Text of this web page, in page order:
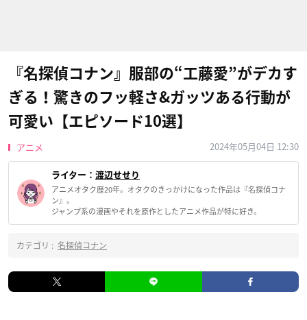
『名探偵コナン』服部の“工藤愛”がデカす
ぎる！驚きのフッ軽さ&ガッツある行動が
可愛い【エピソード10選】
アニメ 2024年05月04日 12:30
ライター： 渡辺せせり
アニメオタク歴20年。オタクのきっかけになった作品は『名探偵コナ
ン』。
ジャンプ系の漫画やそれを原作としたアニメ作品が特に好き。
カテゴリ : 名探偵コナン